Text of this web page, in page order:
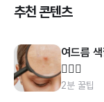
추천 콘텐츠
여드름
👩🏻‍⚕️
2분 꿀팁